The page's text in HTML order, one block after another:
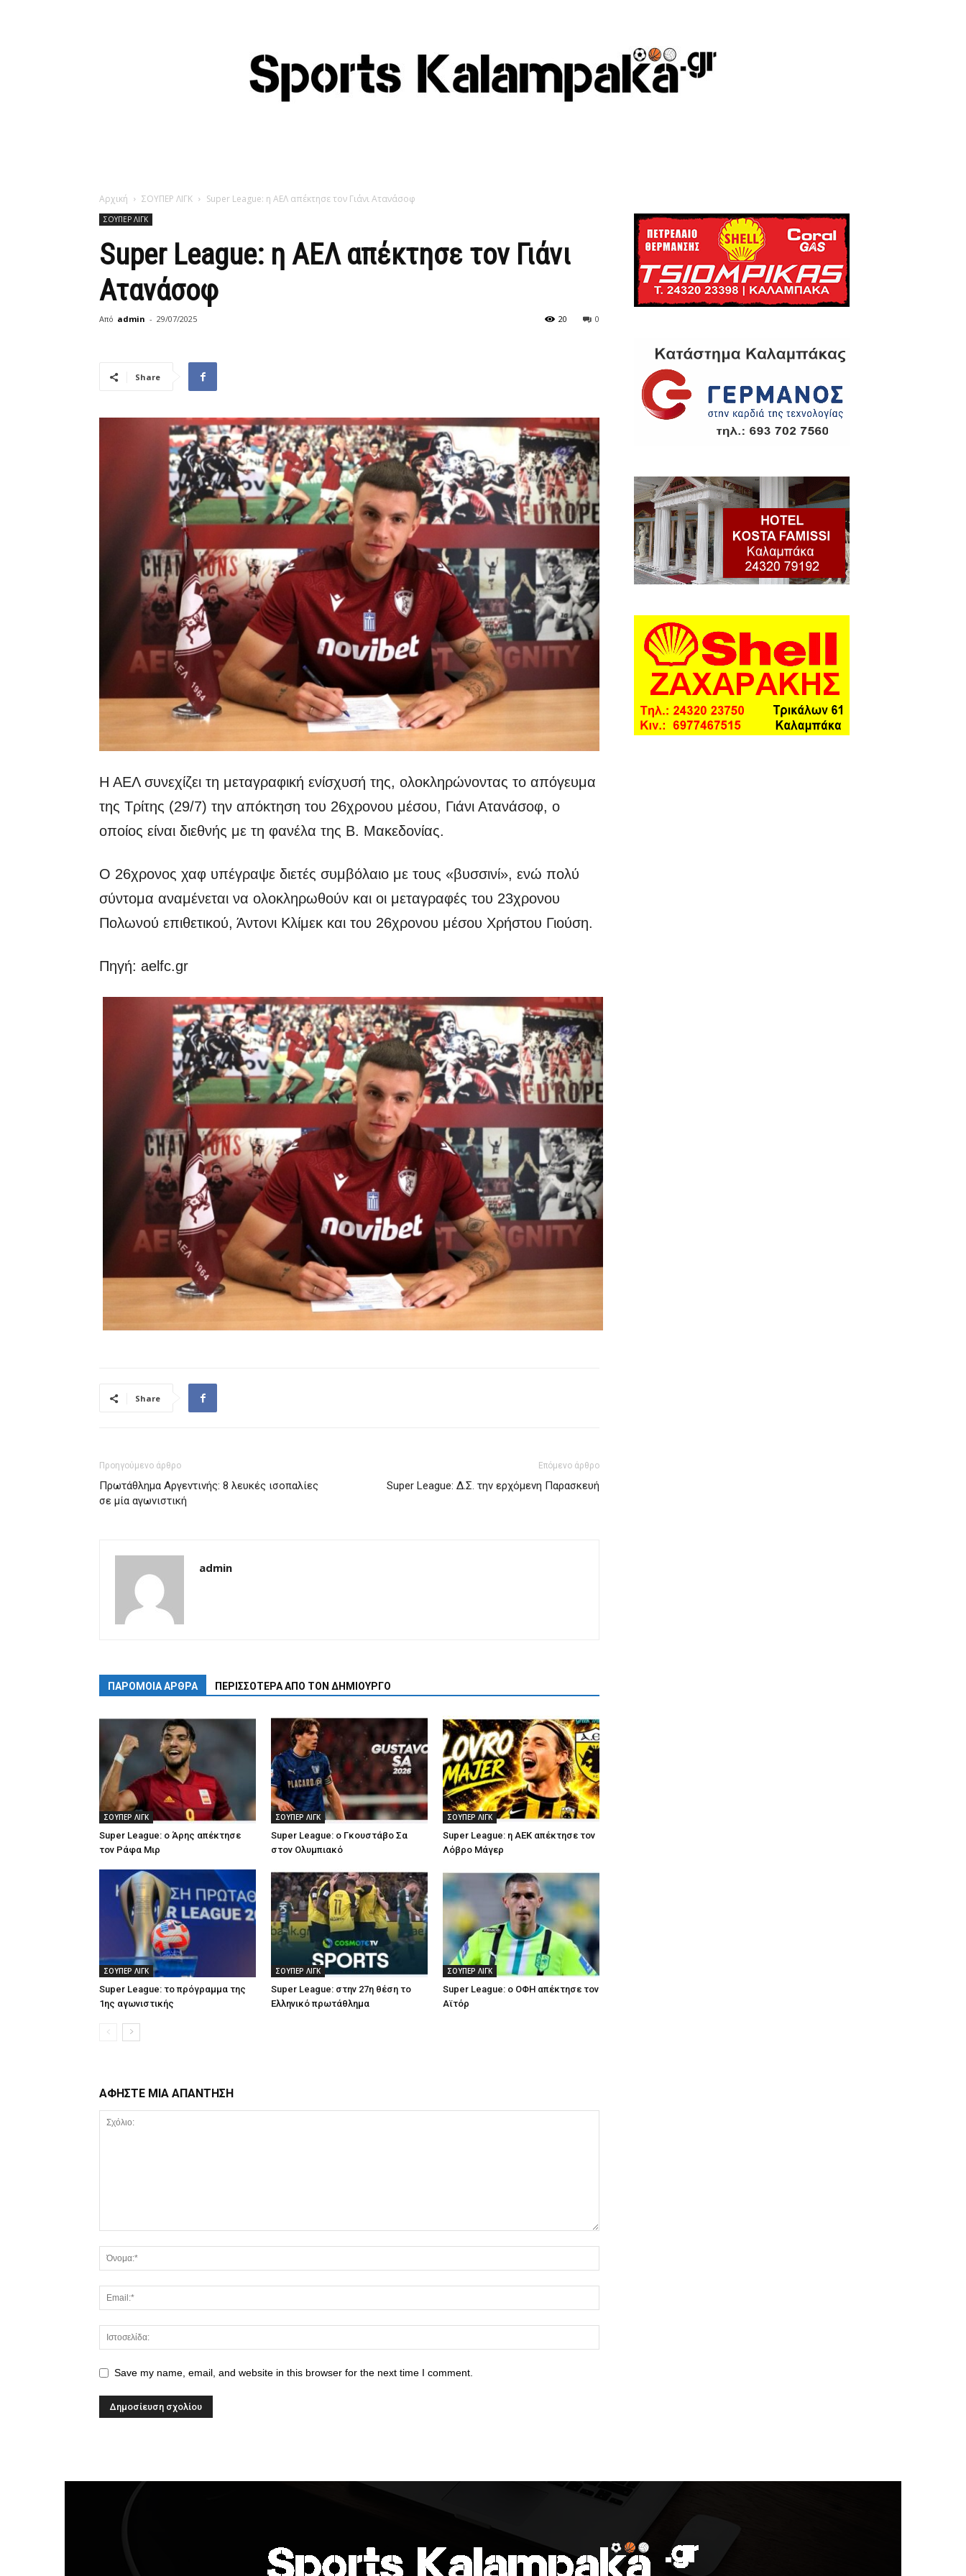
Αρχική ΣΟΥΠΕΡ ΛΙΓΚ Super League: η ΑΕΛ απέκτησε τον Γιάνι Ατανάσοφ
ΣΟΥΠΕΡ ΛΙΓΚ
Super League: η ΑΕΛ απέκτησε τον Γιάνι
Ατανάσοφ
Από admin - 29/07/2025 0
20
Share
Η ΑΕΛ συνεχίζει τη μεταγραφική ενίσχυσή της, ολοκληρώνοντας το απόγευμα
της Τρίτης (29/7) την απόκτηση του 26χρονου μέσου, Γιάνι Ατανάσοφ, ο
οποίος είναι διεθνής με τη φανέλα της Β. Μακεδονίας.
Ο 26χρονος χαφ υπέγραψε διετές συμβόλαιο με τους «βυσσινί», ενώ πολύ
σύντομα αναμένεται να ολοκληρωθούν και οι μεταγραφές του 23χρονου
Πολωνού επιθετικού, Άντονι Κλίμεκ και του 26χρονου μέσου Χρήστου Γιούση.
Πηγή: aelfc.gr
Share
Προηγούμενο άρθρο
Πρωτάθλημα Αργεντινής: 8 λευκές ισοπαλίες
σε μία αγωνιστική
Επόμενο άρθρο
Super League: Δ.Σ. την ερχόμενη Παρασκευή
admin
ΠΑΡΟΜΟΙΑ ΑΡΘΡΑ ΠΕΡΙΣΣΟΤΕΡΑ ΑΠΟ ΤΟΝ ΔΗΜΙΟΥΡΓΟ
ΣΟΥΠΕΡ ΛΙΓΚ
Super League: ο Άρης απέκτησε
τον Ράφα Μιρ
ΣΟΥΠΕΡ ΛΙΓΚ
Super League: ο Γκουστάβο Σα
στον Ολυμπιακό
ΣΟΥΠΕΡ ΛΙΓΚ
Super League: η ΑΕΚ απέκτησε τον
Λόβρο Μάγερ
ΣΟΥΠΕΡ ΛΙΓΚ
Super League: το πρόγραμμα της
1ης αγωνιστικής
ΣΟΥΠΕΡ ΛΙΓΚ
Super League: στην 27η θέση το
Ελληνικό πρωτάθλημα
ΣΟΥΠΕΡ ΛΙΓΚ
Super League: ο ΟΦΗ απέκτησε τον
Αϊτόρ
ΑΦΗΣΤΕ ΜΙΑ ΑΠΑΝΤΗΣΗ
Save my name, email, and website in this browser for the next time I comment.